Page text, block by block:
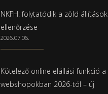
NKFH: folytatódik a zöld állítások
ellenőrzése
2026.07.06.
Kötelező online elállási funkció a
webshopokban 2026-tól – új